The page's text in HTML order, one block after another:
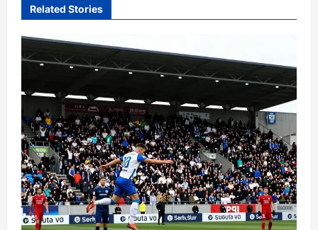
Related Stories